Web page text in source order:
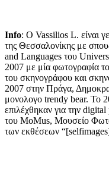
Info: Ο Vassilios L. είναι
της Θεσσαλονίκης με
and Languages του
2007 με μία φωτογραφία
του σκηνογράφου και
2007 στην Πράγα,
μονολογο trendy bear. Το
επιλέχθηκαν για την digital
του MoMus, Μουσείο
των εκθέσεων “[selfimages